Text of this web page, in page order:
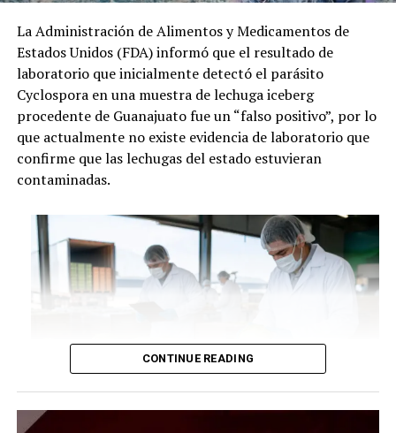
La Administración de Alimentos y Medicamentos de
Estados Unidos (FDA) informó que el resultado de
laboratorio que inicialmente detectó el parásito
Cyclospora en una muestra de lechuga iceberg
procedente de Guanajuato fue un “falso positivo”, por lo
que actualmente no existe evidencia de laboratorio que
confirme que las lechugas del estado estuvieran
contaminadas.
CONTINUE READING